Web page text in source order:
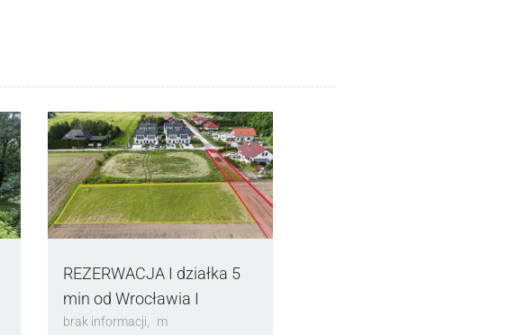
REZERWACJA I działka 5
min od Wrocławia I
brak informacji m